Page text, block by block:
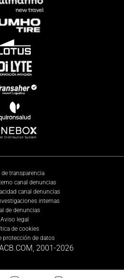
de transparencia
canal denuncias
canal denuncias
internas
de denuncias
Aviso legal
de cookies
protección de datos
2001-2026